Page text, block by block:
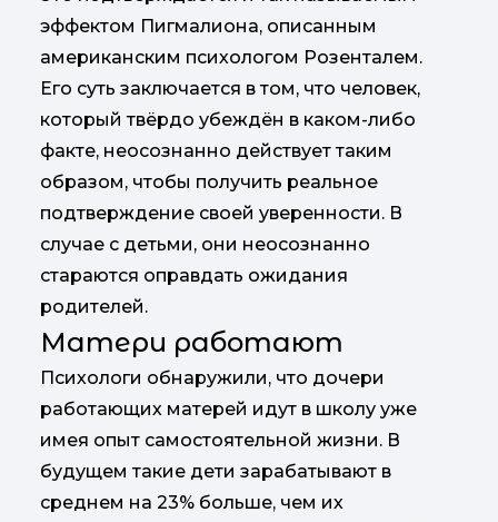
эффектом Пигмалиона, описанным
американским психологом Розенталем.
Его суть заключается в том, что человек,
который твёрдо убеждён в каком-либо
факте, неосознанно действует таким
образом, чтобы получить реальное
подтверждение своей уверенности. В
случае с детьми, они неосознанно
стараются оправдать ожидания
родителей.
Матери работают
Психологи обнаружили, что дочери
работающих матерей идут в школу уже
имея опыт самостоятельной жизни. В
будущем такие дети зарабатывают в
среднем на 23% больше, чем их